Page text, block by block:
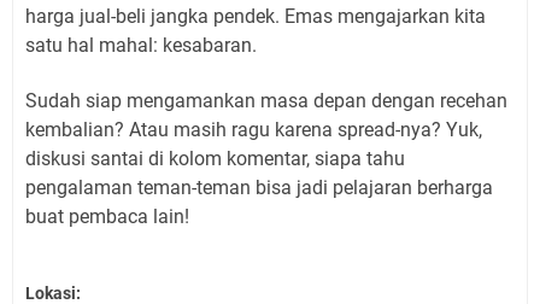
harga jual-beli jangka pendek. Emas mengajarkan kita
satu hal mahal: kesabaran.
Sudah siap mengamankan masa depan dengan recehan
kembalian? Atau masih ragu karena spread-nya? Yuk,
diskusi santai di kolom komentar, siapa tahu
pengalaman teman-teman bisa jadi pelajaran berharga
buat pembaca lain!
Lokasi: